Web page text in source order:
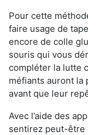
Pour cette
faire usage de
encore de colle
souris qui vous
compléter la lutte
méfiants auront la
avant que leur
Avec l’aide des
sentirez peut-être